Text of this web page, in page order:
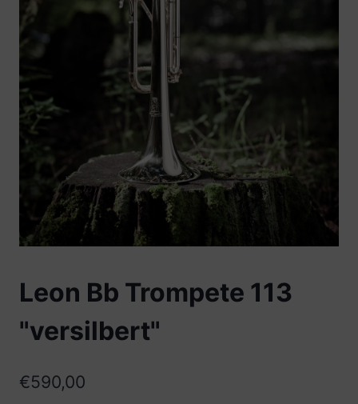
Leon Bb Trompete 113
"versilbert"
€590,00